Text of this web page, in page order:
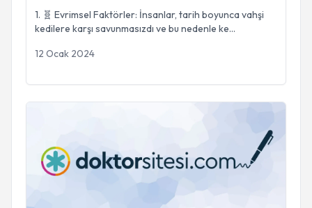
1. 🧬 Evrimsel Faktörler: İnsanlar, tarih boyunca vahşi
kedilere karşı savunmasızdı ve bu nedenle ke...
12 Ocak 2024